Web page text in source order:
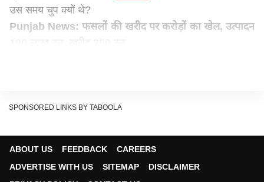
उस समय चुप क्यों थे?
Punjab News: फसलों की खरीद पर करोड़ों का खेल, उत्पादन
चुनाव लड़ने की तैयारी कर रही बीजेपी को एक बड़ा चुनावी मुद्दा थमा
SPONSORED LINKS BY TABOOLA
ABOUT US FEEDBACK
CAREERS
ADVERTISE WITH US
SITEMAP
DISCLAIMER